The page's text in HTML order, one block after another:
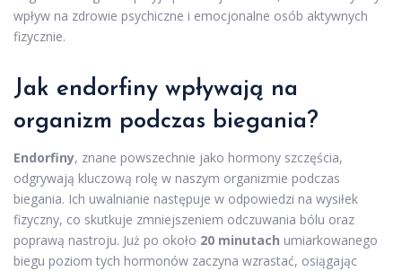
wpływ na zdrowie psychiczne i emocjonalne osób aktywnych
fizycznie.
Jak endorfiny wpływają na
organizm podczas biegania?
Endorfiny, znane powszechnie jako hormony szczęścia,
odgrywają kluczową rolę w naszym organizmie podczas
biegania. Ich uwalnianie następuje w odpowiedzi na wysiłek
fizyczny, co skutkuje zmniejszeniem odczuwania bólu oraz
poprawą nastroju. Już po około 20 minutach umiarkowanego
biegu poziom tych hormonów zaczyna wzrastać, osiągając